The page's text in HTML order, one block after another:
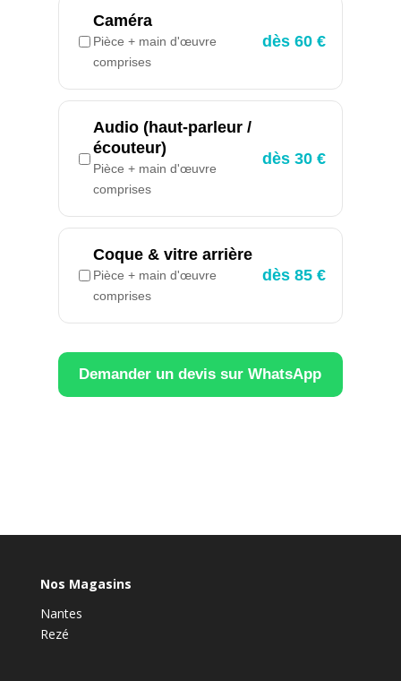
Caméra
Pièce + main d'œuvre
comprises
dès 60 €
Audio (haut-parleur /
écouteur)
Pièce + main d'œuvre
comprises
dès 30 €
Coque & vitre arrière
Pièce + main d'œuvre
comprises
dès 85 €
Demander un devis sur WhatsApp
Nos Magasins
Nantes
Rezé